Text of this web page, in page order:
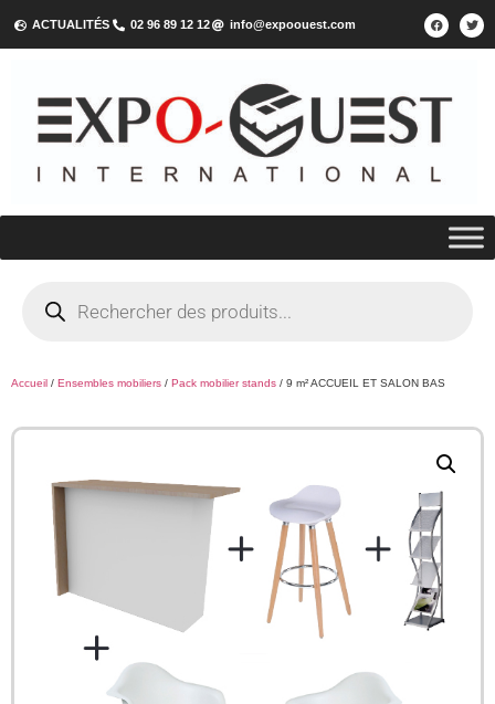
ACTUALITÉS 02 96 89 12 12 info@expoouest.com
Accueil / Ensembles mobiliers / Pack mobilier stands / 9 m² ACCUEIL ET SALON BAS